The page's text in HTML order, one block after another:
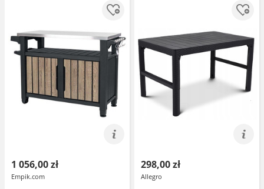
1 056,00 zł
Empik.com
298,00 zł
Allegro